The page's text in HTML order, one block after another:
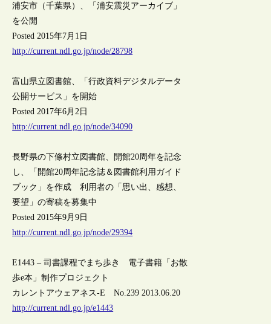
浦安市（千葉県）、「浦安震災アーカイブ」
を公開
Posted 2015年7月1日
http://current.ndl.go.jp/node/28798
富山県立図書館、「行政資料デジタルデータ
公開サービス」を開始
Posted 2017年6月2日
http://current.ndl.go.jp/node/34090
長野県の下條村立図書館、開館20周年を記念
し、「開館20周年記念誌＆図書館利用ガイド
ブック」を作成 利用者の「思い出、感想、
要望」の寄稿を募集中
Posted 2015年9月9日
http://current.ndl.go.jp/node/29394
E1443 – 司書課程でまち歩き 電子書籍「お散
歩e本」制作プロジェクト
カレントアウェアネス-E No.239 2013.06.20
http://current.ndl.go.jp/e1443